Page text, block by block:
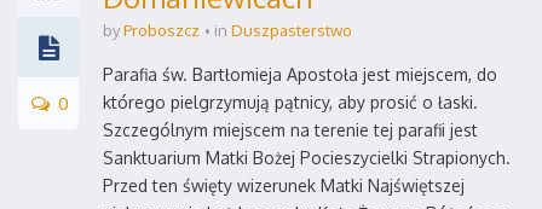
0
byProboszcz in Duszpasterstwo
Parafia św. Bartłomieja Apostoła jest miejscem, do
którego pielgrzymują pątnicy, aby prosić o łaski.
Szczególnym miejscem na terenie tej parafii jest
Sanktuarium Matki Bożej Pocieszycielki Strapionych.
Przed ten święty wizerunek Matki Najświętszej